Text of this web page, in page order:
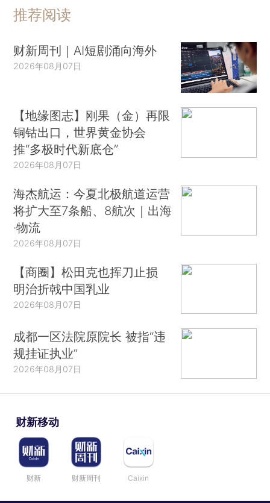
推荐阅读
财新周刊｜AI短剧涌向海外
2026年08月07日
【地缘图志】刚果（金）再限
铜钴出口，世界黄金协会
推“多极时代新底仓”
2026年08月07日
海杰航运：今夏北极航道运营
将扩大至7条船、8航次｜出海
·物流
2026年08月07日
【商圈】松田克也挥刀止损
明治折戟中国乳业
2026年08月07日
成都一区法院原院长 被指“违
规挂证执业”
2026年08月07日
财新移动
财新 财新周刊 Caixin